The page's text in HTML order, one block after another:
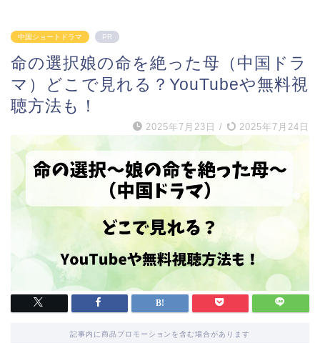
中国ショートドラマ PR
命の選択娘の命を絶った母（中国ドラ
マ）どこで見れる？YouTubeや無料視
聴方法も！
2025年7月23日 / 2025年7月24日
記事内に商品プロモーションを含む場合があります